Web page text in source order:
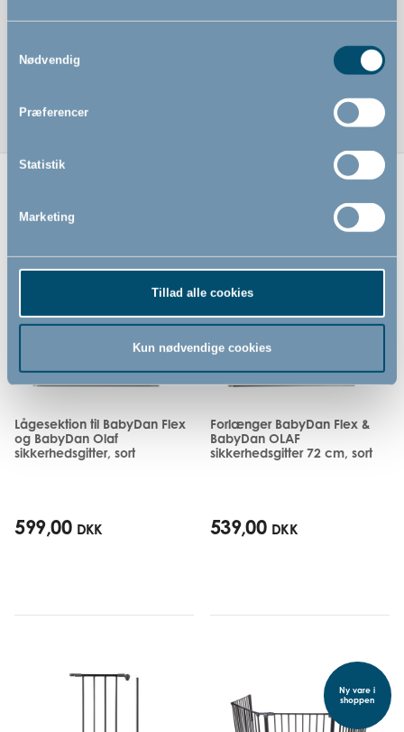
Nødvendig
Præferencer
Statistik
Marketing
Tillad alle cookies
Kun nødvendige cookies
Lågesektion til BabyDan Flex
og BabyDan Olaf
sikkerhedsgitter, sort
599,00 DKK
Forlænger BabyDan Flex &
BabyDan OLAF
sikkerhedsgitter 72 cm, sort
539,00 DKK
Ny vare i
shoppen